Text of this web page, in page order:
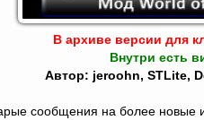
В архиве версии для
Внутри есть
Автор: jeroohn, STLite,
сообщения на более новые